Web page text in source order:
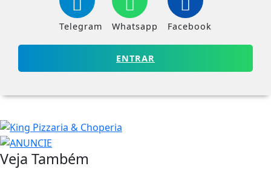
Telegram Whatsapp Facebook
ENTRAR
Veja Também